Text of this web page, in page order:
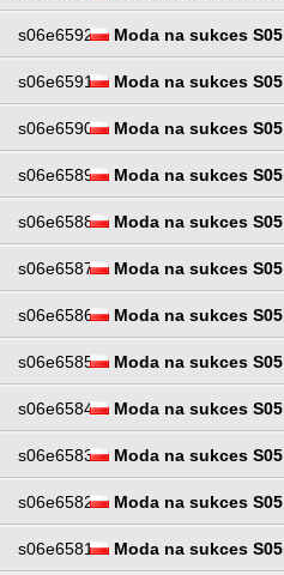
s06e6592 Moda na sukces S05
s06e6591 Moda na sukces S05
s06e6590 Moda na sukces S05
s06e6589 Moda na sukces S05
s06e6588 Moda na sukces S05
s06e6587 Moda na sukces S05
s06e6586 Moda na sukces S05
s06e6585 Moda na sukces S05
s06e6584 Moda na sukces S05
s06e6583 Moda na sukces S05
s06e6582 Moda na sukces S05
s06e6581 Moda na sukces S05